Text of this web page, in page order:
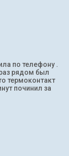
по телефону .
рядом был
термоконтакт
починил за